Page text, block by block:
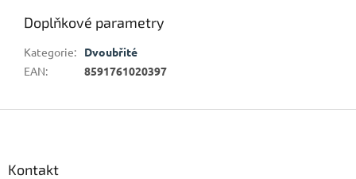
Doplňkové parametry
Kategorie:
Dvoubřité
EAN: 8591761020397
Kontakt